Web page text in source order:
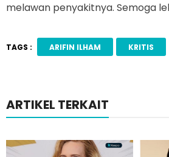
melawan penyakitnya. Semoga
TAGS : ARIFIN ILHAM KRITIS
ARTIKEL TERKAIT